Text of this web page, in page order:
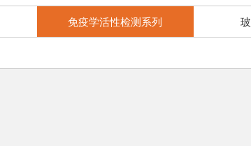
免疫学活性检测系列